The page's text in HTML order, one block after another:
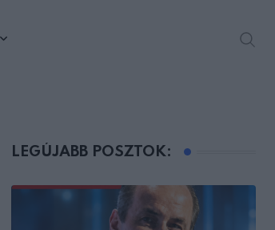
LEGÚJABB POSZTOK: